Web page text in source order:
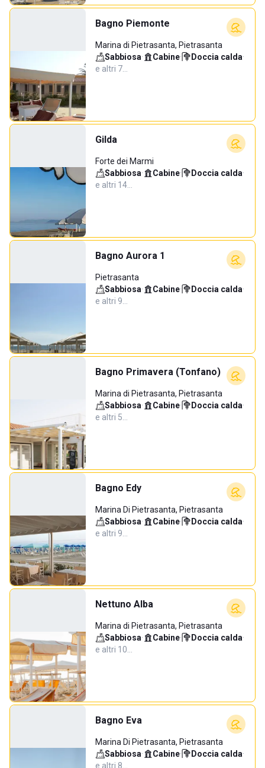
Bagno Piemonte
Marina di Pietrasanta, Pietrasanta
Sabbiosa· Cabine· Doccia calda·
e altri 7…
Gilda
Forte dei Marmi
Sabbiosa· Cabine· Doccia calda·
e altri 14…
Bagno Aurora 1
Pietrasanta
Sabbiosa· Cabine· Doccia calda·
e altri 9…
Bagno Primavera (Tonfano)
Marina di Pietrasanta, Pietrasanta
Sabbiosa· Cabine· Doccia calda·
e altri 5…
Bagno Edy
Marina Di Pietrasanta, Pietrasanta
Sabbiosa· Cabine· Doccia calda·
e altri 9…
Nettuno Alba
Marina di Pietrasanta, Pietrasanta
Sabbiosa· Cabine· Doccia calda·
e altri 10…
Bagno Eva
Marina Di Pietrasanta, Pietrasanta
Sabbiosa· Cabine· Doccia calda·
e altri 8…